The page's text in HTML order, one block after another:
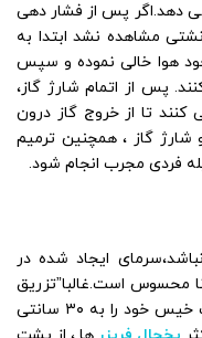
دهد.اگر پس از فشار دهی
مشاهده نشد ابتدا به
هوا خالی نموده و سپس
پس از اتمام شارژ گاز،
تا از خروج گاز درون
شارژ گاز ، همچنین ترمیم
فردی مجرب انجام شود.
ایجاد شده در
محسوس است.غالبا”تزریق
گاز می بایست بحدی باشد که اگر انگشت خیس خود را به ۳۰ سانتی